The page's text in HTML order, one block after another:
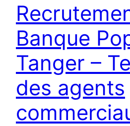
Banque
Tanger –
des agents